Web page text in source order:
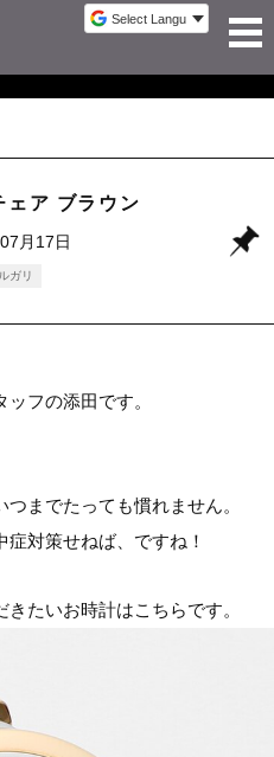
ェア ブラウン
月17日
ガリ
フの添田です。
までたっても慣れません。
対策せねば、ですね！
たいお時計はこちらです。